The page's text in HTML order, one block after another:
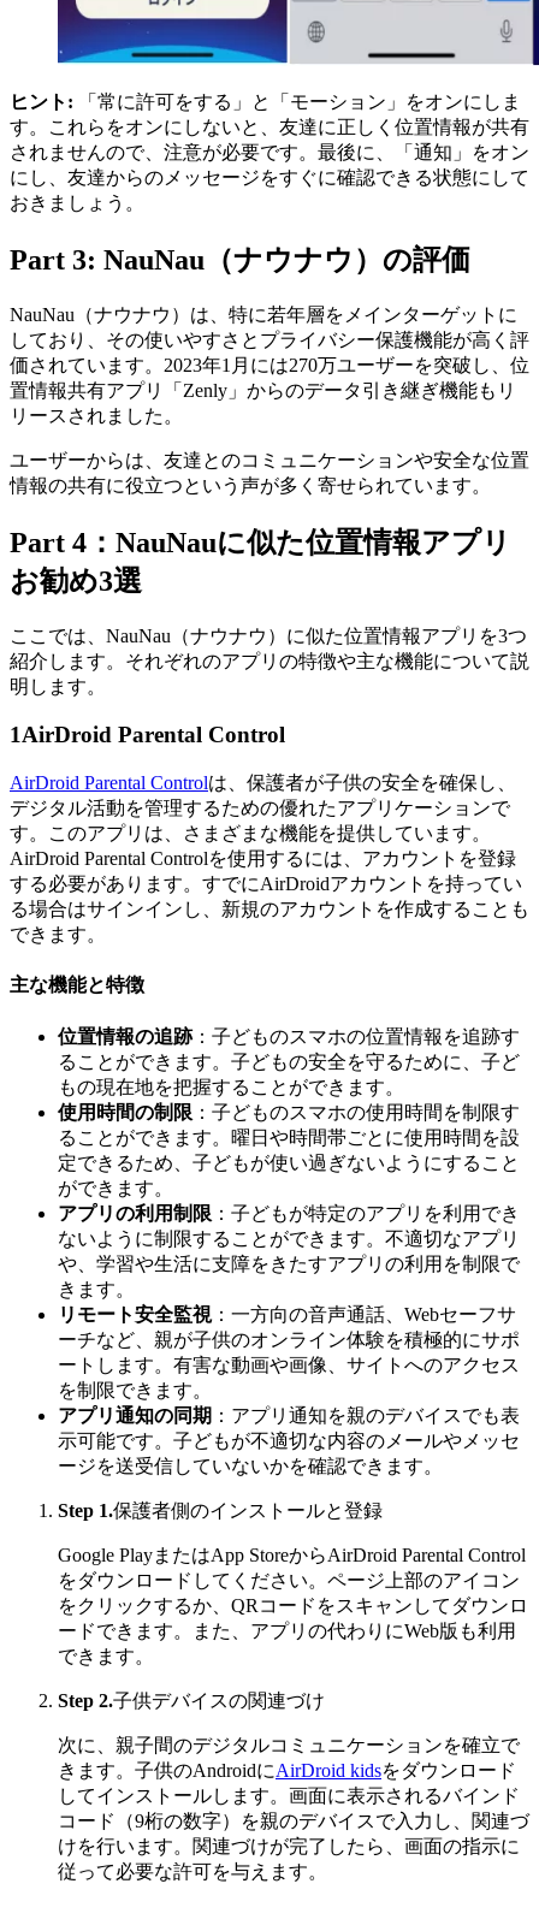
ヒント:
「常に許可をする」と「モーション」をオンにしま
す。これらをオンにしないと、友達に正しく位置情報が共有
されませんので、注意が必要です。最後に、「通知」をオン
にし、友達からのメッセージをすぐに確認できる状態にして
おきましょう。
Part 3: NauNau（ナウナウ）の評価
NauNau（ナウナウ）は、特に若年層をメインターゲットに
しており、その使いやすさとプライバシー保護機能が高く評
価されています。2023年1月には270万ユーザーを突破し、位
置情報共有アプリ「Zenly」からのデータ引き継ぎ機能もリ
リースされました。
ユーザーからは、友達とのコミュニケーションや安全な位置
情報の共有に役立つという声が多く寄せられています。
Part 4：NauNauに似た位置情報アプリ
お勧め3選
ここでは、NauNau（ナウナウ）に似た位置情報アプリを3つ
紹介します。それぞれのアプリの特徴や主な機能について説
明します。
1AirDroid Parental Control
AirDroid Parental Controlは、保護者が子供の安全を確保し、
デジタル活動を管理するための優れたアプリケーションで
す。このアプリは、さまざまな機能を提供しています。
AirDroid Parental Controlを使用するには、アカウントを登録
する必要があります。すでにAirDroidアカウントを持ってい
る場合はサインインし、新規のアカウントを作成することも
できます。
主な機能と特徴
位置情報の追跡：子どものスマホの位置情報を追跡す
ることができます。子どもの安全を守るために、子ど
もの現在地を把握することができます。
使用時間の制限 ：子どものスマホの使用時間を制限す
ることができます。曜日や時間帯ごとに使用時間を設
定できるため、子どもが使い過ぎないようにすること
ができます。
アプリの利用制限 ：子どもが特定のアプリを利用でき
ないように制限することができます。不適切なアプリ
や、学習や生活に支障をきたすアプリの利用を制限で
きます。
リモート安全監視：一方向の音声通話、Webセーフサ
ーチなど、親が子供のオンライン体験を積極的にサポ
ートします。有害な動画や画像、サイトへのアクセス
を制限できます。
アプリ通知の同期 ：アプリ通知を親のデバイスでも表
示可能です。子どもが不適切な内容のメールやメッセ
ージを送受信していないかを確認できます。
Step 1.保護者側のインストールと登録
Google PlayまたはApp StoreからAirDroid Parental Control
をダウンロードしてください。ページ上部のアイコン
をクリックするか、QRコードをスキャンしてダウンロ
ードできます。また、アプリの代わりにWeb版も利用
できます。
Step 2.子供デバイスの関連づけ
次に、親子間のデジタルコミュニケーションを確立で
きます。子供のAndroidにAirDroid kidsをダウンロード
してインストールします。画面に表示されるバインド
コード（9桁の数字）を親のデバイスで入力し、関連づ
けを行います。関連づけが完了したら、画面の指示に
従って必要な許可を与えます。